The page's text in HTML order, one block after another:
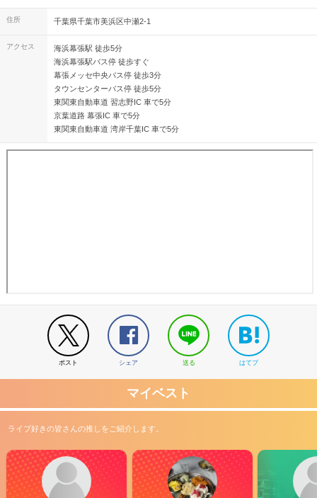
住所 千葉県千葉市美浜区中瀬2-1
アクセス
海浜幕張駅 徒歩5分
海浜幕張駅バス停 徒歩すぐ
幕張メッセ中央バス停 徒歩3分
タウンセンターバス停 徒歩5分
東関東自動車道 習志野IC 車で5分
京葉道路 幕張IC 車で5分
東関東自動車道 湾岸千葉IC 車で5分
ポスト シェア 送る はてブ
マイベスト
ライブ好きの皆さんの推しをご紹介します。